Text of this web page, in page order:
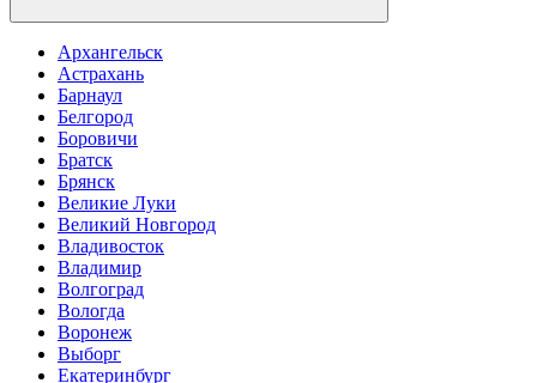
Архангельск
Астрахань
Барнаул
Белгород
Боровичи
Братск
Брянск
Великие Луки
Великий Новгород
Владивосток
Владимир
Волгоград
Вологда
Воронеж
Выборг
Екатеринбург